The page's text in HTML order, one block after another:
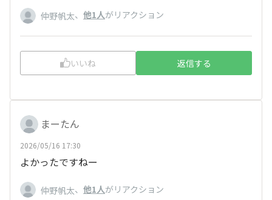
仲野帆太、 他1人がリアクション
いいね 返信する
まーたん
2026/05/16 17:30
よかったですねー
仲野帆太、 他1人がリアクション